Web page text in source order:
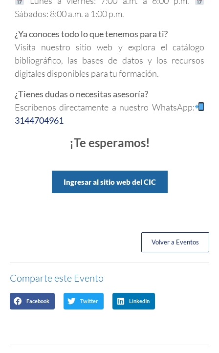
Sábados: 8:00 a.m. a 1:00 p.m.
¿Ya conoces todo lo que tenemos para ti?
Visita nuestro sitio web y explora el catálogo
bibliográfico, las bases de datos y los recursos
digitales disponibles para tu formación.
¿Tienes dudas o necesitas asesoría?
Escríbenos directamente a nuestro WhatsApp:
3144704961
¡Te esperamos!
Ingresar al sitio web del CIC
Volver a Eventos
Comparte este Evento
Facebook Twitter LinkedIn